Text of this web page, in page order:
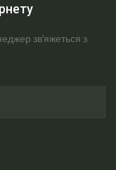
зв'яжеться з